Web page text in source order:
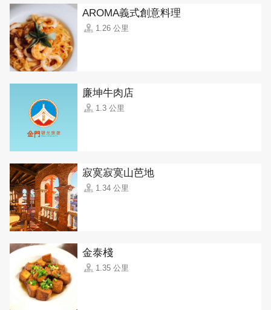
AROMA義式創意料理
1.26 公里
廉坤牛肉店
1.3 公里
寂寞寂寞山芭地
1.34 公里
金泰棧
1.35 公里